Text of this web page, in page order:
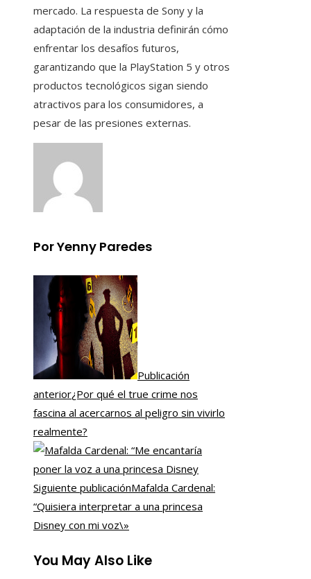
mercado. La respuesta de Sony y la
adaptación de la industria definirán cómo
enfrentar los desafíos futuros,
garantizando que la PlayStation 5 y otros
productos tecnológicos sigan siendo
atractivos para los consumidores, a
pesar de las presiones externas.
Por Yenny Paredes
Publicación
anterior¿Por qué el true crime nos
fascina al acercarnos al peligro sin vivirlo
realmente?
Siguiente publicaciónMafalda Cardenal:
“Quisiera interpretar a una princesa
Disney con mi voz\»
You May Also Like